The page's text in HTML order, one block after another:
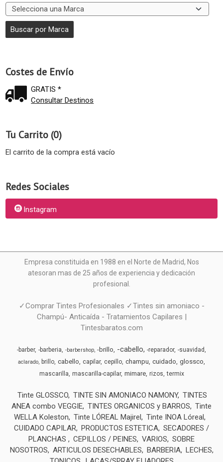
Costes de Envío
GRATIS *
Consultar Destinos
Tu Carrito (0)
El carrito de la compra está vacío
Redes Sociales
Instagram
Empresa constituida en 1988 en el Norte de Madrid, Nos
atesoran mas de 25 años de experiencia y dedicación
profesional.
✓Comprar Tintes Profesionales ✓Tintes sin amoniaco -
Champú- Anticaída - Tratamientos Capilares |
Tintesbaratos.com
-barber -barberia -barbershop -brillo -cabello -reparador -suavidad
aclarado brillo cabello capilar cepillo champu cuidado glossco
mascarilla mascarilla-capilar mimare rizos termix
Tinte GLOSSCO TINTE SIN AMONIACO NAMONY TINTES
ANEA combo VEGGIE TINTES ORGANICOS y BARROS
Tinte
WELLA Koleston
Tinte LÓREAL Majirel
Tinte INOA Lóreal
CUIDADO CAPILAR PRODUCTOS ESTETICA SECADORES /
PLANCHAS
CEPILLOS / PEINES VARIOS
SOBRE
NOSOTROS
ARTICULOS DESECHABLES BARBERIA LECHES,